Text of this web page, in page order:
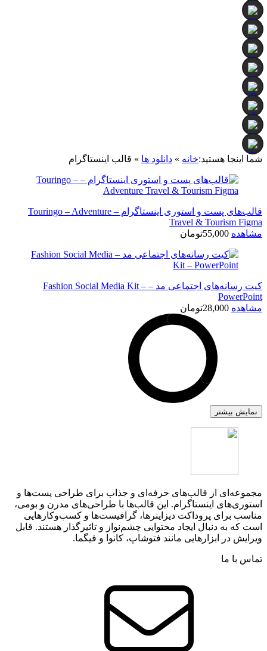
شما اینجا هستید:خانه » دانلود ها » قالب اینستاگرام
قالب‌های پست و استوری اینستاگرام – Touringo – Adventure
Travel & Tourism Figma
مشاهده 55,000تومان
کیت رسانه‌های اجتماعی مد – Fashion Social Media Kit –
PowerPoint
مشاهده 28,000تومان
نمایش بیشتر
مجموعه‌ای از قالب‌های حرفه‌ای و جذاب برای طراحی پست‌ها و
استوری‌های اینستاگرام. این قالب‌ها با طراحی‌های مدرن و بومی،
مناسب برای پروداکت دیزاینرها، گرافیست‌ها و کسب‌وکارهایی
است که به دنبال ایجاد محتوایی چشم‌نواز و تاثیرگذار هستند. قابل
ویرایش در ابزارهایی مانند فتوشاپ، کانوا و فیگما.
تماس با ما